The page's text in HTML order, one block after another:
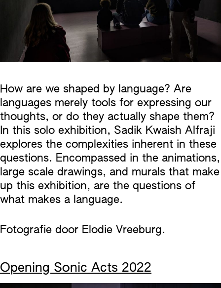
How are we shaped by language? Are
languages merely tools for expressing our
thoughts, or do they actually shape them?
In this solo exhibition, Sadik Kwaish Alfraji
explores the complexities inherent in these
questions. Encompassed in the animations,
large scale drawings, and murals that make
up this exhibition, are the questions of
what makes a language.⁠
Fotografie door Elodie Vreeburg.
Opening Sonic Acts 2022